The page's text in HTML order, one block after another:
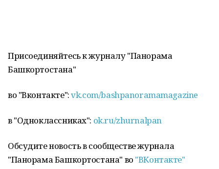
Присоединяйтесь к журналу "Панорама
Башкортостана"
во "Вконтакте":vk.com/bashpanoramamagazine
в "Одноклассниках": ok.ru/zhurnalpan
Обсудите новость в сообществе журнала
"Панорама Башкортостана" во "ВКонтакте"